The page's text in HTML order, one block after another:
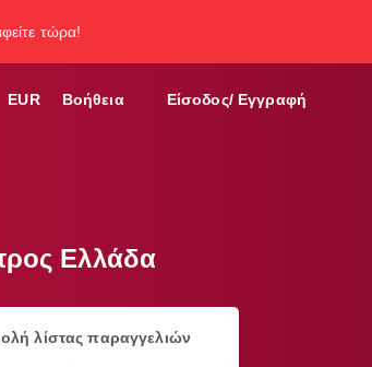
τώρα!
EUR Βοήθεια Είσοδος/ Εγγραφή
Ελλάδα
λίστας παραγγελιών